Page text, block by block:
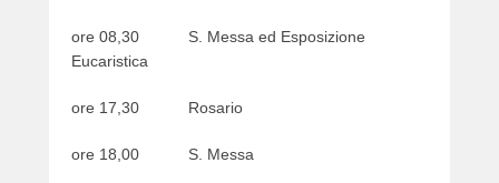
ore 08,30 S. Messa ed Esposizione
Eucaristica
ore 17,30 Rosario
ore 18,00 S. Messa